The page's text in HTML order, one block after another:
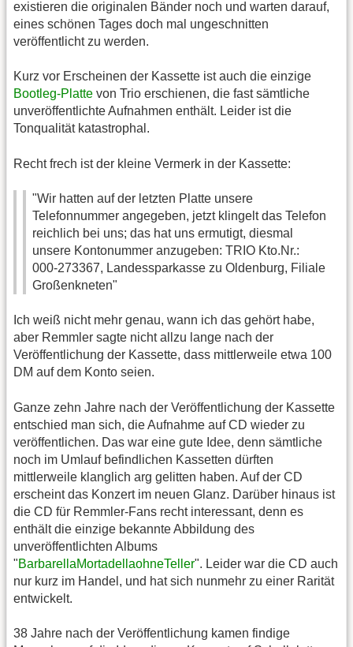
existieren die originalen Bänder noch und warten darauf,
eines schönen Tages doch mal ungeschnitten
veröffentlicht zu werden.
Kurz vor Erscheinen der Kassette ist auch die einzige
Bootleg-Platte von Trio erschienen, die fast sämtliche
unveröffentlichte Aufnahmen enthält. Leider ist die
Tonqualität katastrophal.
Recht frech ist der kleine Vermerk in der Kassette:
"Wir hatten auf der letzten Platte unsere
Telefonnummer angegeben, jetzt klingelt das Telefon
reichlich bei uns; das hat uns ermutigt, diesmal
unsere Kontonummer anzugeben: TRIO Kto.Nr.:
000-273367, Landessparkasse zu Oldenburg, Filiale
Großenkneten"
Ich weiß nicht mehr genau, wann ich das gehört habe,
aber Remmler sagte nicht allzu lange nach der
Veröffentlichung der Kassette, dass mittlerweile etwa 100
DM auf dem Konto seien.
Ganze zehn Jahre nach der Veröffentlichung der Kassette
entschied man sich, die Aufnahme auf CD wieder zu
veröffentlichen. Das war eine gute Idee, denn sämtliche
noch im Umlauf befindlichen Kassetten dürften
mittlerweile klanglich arg gelitten haben. Auf der CD
erscheint das Konzert im neuen Glanz. Darüber hinaus ist
die CD für Remmler-Fans recht interessant, denn es
enthält die einzige bekannte Abbildung des
unveröffentlichten Albums
"BarbarellaMortadellaohneTeller". Leider war die CD auch
nur kurz im Handel, und hat sich nunmehr zu einer Rarität
entwickelt.
38 Jahre nach der Veröffentlichung kamen findige